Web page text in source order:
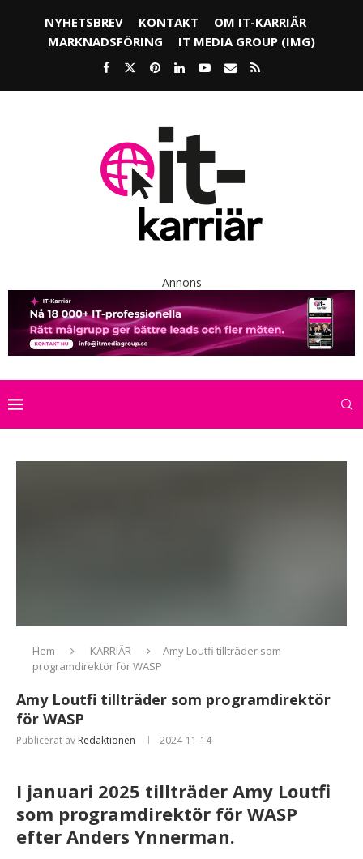
NYHETSBREV KONTAKT
OM IT-KARRIÄR
MARKNADSFÖRING
IT MEDIA GROUP (IMG)
Annons
Hem KARRIÄR
Amy Loutfi tillträder som
programdirektör för WASP
Amy Loutfi tillträder som programdirektör
för WASP
Publicerat av Redaktionen 2024-11-14
I januari 2025 tillträder Amy Loutfi
som programdirektör för WASP
efter Anders Ynnerman.